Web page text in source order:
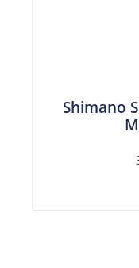
Shimano